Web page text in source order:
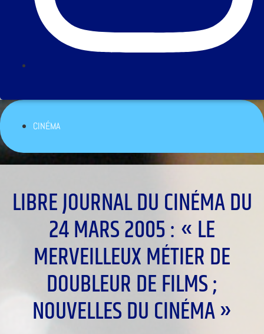
CINÉMA
LIBRE JOURNAL DU CINÉMA DU
24 MARS 2005 : « LE
MERVEILLEUX MÉTIER DE
DOUBLEUR DE FILMS ;
NOUVELLES DU CINÉMA »